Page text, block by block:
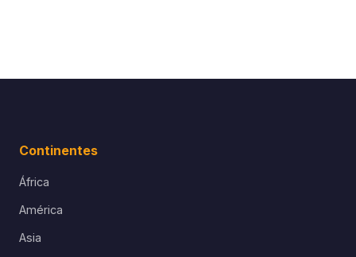
Continentes
África
América
Asia